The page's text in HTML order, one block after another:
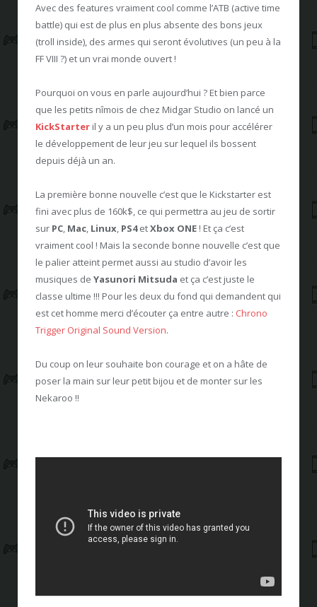
Avec des features vraiment cool comme l’ATB (active time
battle) qui est de plus en plus absente des bons jeux
(troll inside), des armes qui seront évolutives (un peu à la
FF VIII ?) et un vrai monde ouvert !
Pourquoi on vous en parle aujourd’hui ? Et bien parce
que les petits nîmois de chez Midgar Studio on lancé un
KickStarter il y a un peu plus d’un mois pour accélérer
le développement de leur jeu sur lequel ils bossent
depuis déjà un an.
La première bonne nouvelle c’est que le Kickstarter est
fini avec plus de 160k$, ce qui permettra au jeu de sortir
sur PC, Mac, Linux, PS4etXbox ONE ! Et ça c’est
vraiment cool ! Mais la seconde bonne nouvelle c’est que
le palier atteint permet aussi au studio d’avoir les
musiques de Yasunori Mitsuda et ça c’est juste le
classe ultime !!! Pour les deux du fond qui demandent qui
est cet homme merci d’écouter ça entre autre : Chrono
Trigger Original Sound Version.
Du coup on leur souhaite bon courage et on a hâte de
poser la main sur leur petit bijou et de monter sur les
Nekaroo !!